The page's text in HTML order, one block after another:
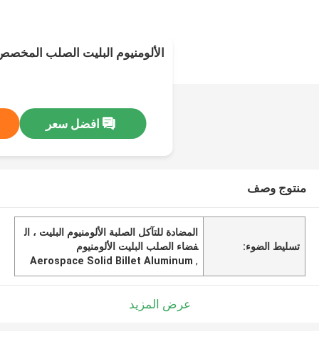
الألومنيوم البليت الصلب
افضل سعر
منتوج وصف
تسليط الضوء:
المضادة للتآكل الصلبة الألومنيوم البليت ، ال
فضاء الصلب البليت الألومنيوم
,
Aerospace Solid Billet Aluminum
عرض المزيد